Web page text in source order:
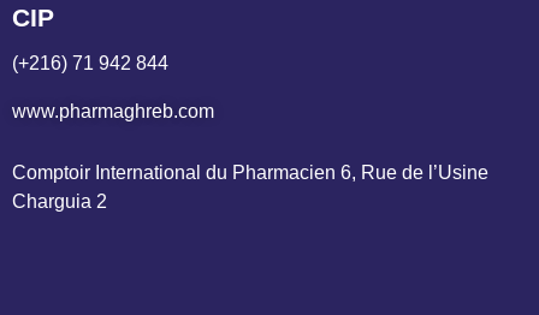
CIP
(+216) 71 942 844
www.pharmaghreb.com
Comptoir International du Pharmacien 6, Rue de l’Usine
Charguia 2